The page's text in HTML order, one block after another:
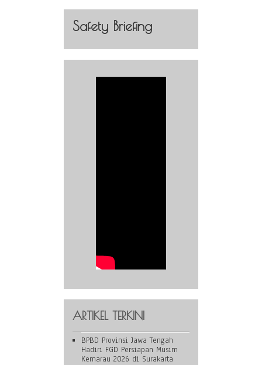
Safety Briefing
ARTIKEL TERKINI
BPBD Provinsi Jawa Tengah
Hadiri FGD Persiapan Musim
Kemarau 2026 di Surakarta